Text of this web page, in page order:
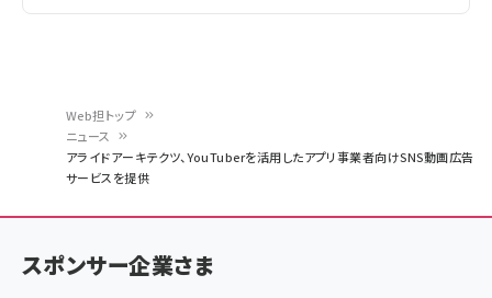
く
ず
Web担トップ
ニュース
アライドアーキテクツ、YouTuberを活用したアプリ事業者向けSNS動画広告
サービスを提供
スポンサー企業さま